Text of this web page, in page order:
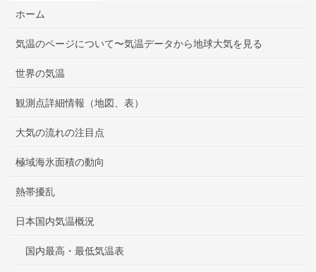
ホーム
気温のページについて〜気温データから地球大気を見る
世界の気温
観測点詳細情報（地図、表）
大気の流れの注目点
極域海氷面積の動向
熱帯擾乱
日本国内気温概況
国内最高・最低気温表